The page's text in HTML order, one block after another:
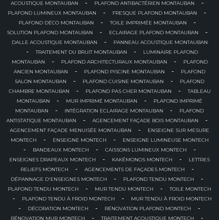
ACOUSTIQUE MONTAUBAN - PLAFOND ANTIBACTÉRIEN MONTAUBAN -
PLAFOND LUMINEUX MONTAUBAN - FRESQUE PLAFOND MONTAUBAN -
PLAFOND DÉCO MONTAUBAN - TOILE IMPRIMÉE MONTAUBAN -
SOLUTION PLAFOND MONTAUBAN - ECLAIRAGE PLAFOND MONTAUBAN -
DALLE ACOUSTIQUE MONTAUBAN - PANNEAU ACOUSTIQUE MONTAUBAN
- TRAITEMENT DU BRUIT MONTAUBAN -
LUMINAIRE PLAFOND
MONTAUBAN
- PLAFOND ARCHITECTURAUX MONTAUBAN -
PLAFOND
ANCIEN MONTAUBAN
- PLAFOND PISCINE MONTAUBAN -
PLAFOND
SALON MONTAUBAN
- PLAFOND CUISINE MONTAUBAN -
PLAFOND
CHAMBRE MONTAUBAN
- PLAFOND PAS CHER MONTAUBAN -
TABLEAU
MONTAUBAN
- MUR IMPRIMÉ MONTAUBAN -
PLAFOND IMPRIMÉ
MONTAUBAN
- INTÉGRATION ECLAIRAGE MONTAUBAN -
PLAFOND
ANTISTATIQUE MONTAUBAN
- AGENCEMENT FAÇADE BOIS MONTAUBAN -
AGENCEMENT FAÇADE MENUISÉE MONTAUBAN -
ENSEIGNE SUR MESURE
MONTECH
- ENSEIGNE MONTECH - ENSEIGNE LUMINEUSE MONTECH
- BANDEAUX MONTECH - CAISSONS LUMINEUX MONTECH -
ENSEIGNES DRAPEAUX MONTECH - KAKÉMONOS MONTECH -
LETTRES
RELIEFS MONTECH
- AGENCEMENTS DE FAÇADES MONTECH -
DÉPANNAGE D'ENSEIGNES MONTECH - PLAFOND TENDU MONTECH -
PLAFOND TENDU MONTECH - MUR TENDU MONTECH - TOILE MONTECH
- PLAFOND TENDU À FROID MONTECH - MUR TENDU À FROID MONTECH
- DÉCORATION MONTECH - RÉNOVATION PLAFOND MONTECH -
RÉNOVATION MUR MONTECH - TRAITEMENT ACOUSTIQUE MONTECH -